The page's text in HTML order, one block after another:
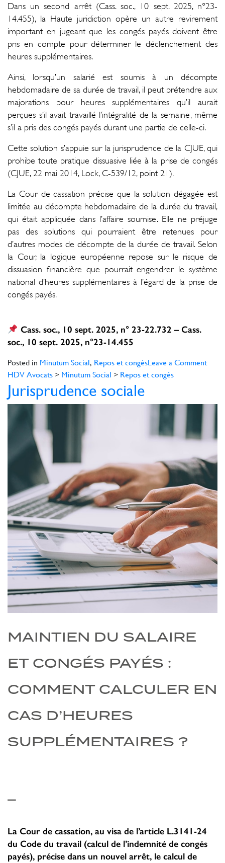
Dans un second arrêt (Cass. soc., 10 sept. 2025, n°23-
14.455), la Haute juridiction opère un autre revirement
important en jugeant que les congés payés doivent être
pris en compte pour déterminer le déclenchement des
heures supplémentaires.
Ainsi, lorsqu’un salarié est soumis à un décompte
hebdomadaire de sa durée de travail, il peut prétendre aux
majorations pour heures supplémentaires qu’il aurait
perçues s’il avait travaillé l’intégralité de la semaine, même
s’il a pris des congés payés durant une partie de celle-ci.
Cette solution s’appuie sur la jurisprudence de la CJUE, qui
prohibe toute pratique dissuasive liée à la prise de congés
(CJUE, 22 mai 2014, Lock, C-539/12, point 21).
La Cour de cassation précise que la solution dégagée est
limitée au décompte hebdomadaire de la durée du travail,
qui était appliquée dans l’affaire soumise. Elle ne préjuge
pas des solutions qui pourraient être retenues pour
d’autres modes de décompte de la durée de travail. Selon
la Cour, la logique européenne repose sur le risque de
dissuasion financière que pourrait engendrer le système
national d’heures supplémentaires à l’égard de la prise de
congés payés.
Cass. soc., 10 sept. 2025, n° 23-22.732 – Cass.
soc., 10 sept. 2025, n°23-14.455
Posted in Minutum Social, Repos et congésLeave a Commenton
!
HDV Avocats > Minutum Social > Repos et congés
Jurisprudence sociale
MAINTIEN DU SALAIRE
ET CONGÉS PAYÉS :
COMMENT CALCULER EN
CAS D’HEURES
SUPPLÉMENTAIRES ?
_
La Cour de cassation, au visa de l’article L.3141-24
du Code du travail (calcul de l’indemnité de congés
payés), précise dans un nouvel arrêt, le calcul de